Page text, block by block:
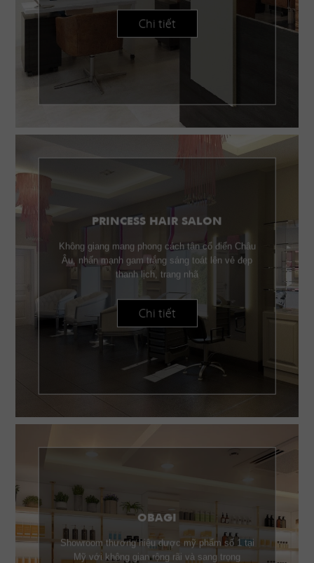
Chi tiết
PRINCESS HAIR SALON
Không giang mang phong cách tân cổ điển Châu
Âu, nhấn mạnh gam trắng sáng toát lên vẻ đẹp
thanh lịch, trang nhã
Chi tiết
OBAGI
Showroom thương hiệu dược mỹ phẩm số 1 tại
Mỹ với không gian rộng rãi và sang trọng